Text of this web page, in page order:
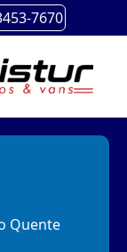
7670
Quente